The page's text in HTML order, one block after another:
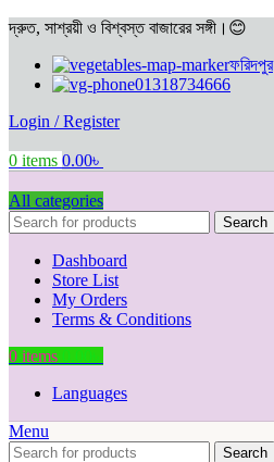
দ্রুত, সাশ্রয়ী ও বিশ্বস্ত বাজারের সঙ্গী।😊
ফরিদপুর
01318734666
Login / Register
0 items 0.00৳
All categories
Search
Dashboard
Store List
My Orders
Terms & Conditions
0 items
Languages
Menu
Search